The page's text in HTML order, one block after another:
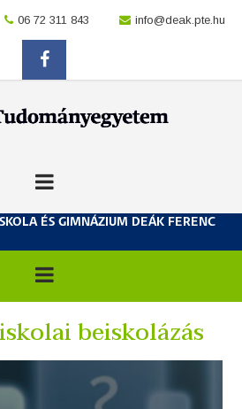
location
06 72 311 843 location
info@deak.pte.hu
facebook
ÉS GIMNÁZIUM DEÁK FERENC
beiskolázás